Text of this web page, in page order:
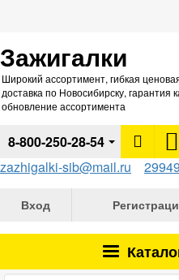
Зажигалки
Широкий ассортимент, гибкая
доставка по Новосибирску, гарантия
обновление ассортимента
8-800-250-28-54
zazhigalki-sib@mail.ru
Вход